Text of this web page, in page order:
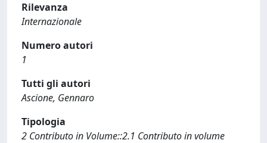
Rilevanza
Internazionale
Numero autori
1
Tutti gli autori
Ascione, Gennaro
Tipologia
2 Contributo in Volume::2.1 Contributo in volume